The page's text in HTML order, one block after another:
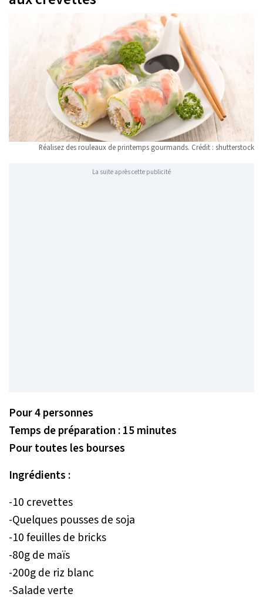
Réalisez des rouleaux de printemps gourmands. Crédit : shutterstock
La suite après cette publicité
Pour 4 personnes
Temps de préparation : 15 minutes
Pour toutes les bourses
Ingrédients :
-10 crevettes
-Quelques pousses de soja
-10 feuilles de bricks
-80g de maïs
-200g de riz blanc
-Salade verte